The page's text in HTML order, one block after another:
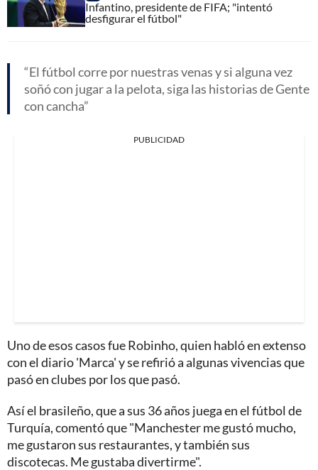
Infantino, presidente de FIFA; "intentó
desfigurar el fútbol"
El fútbol corre por nuestras venas y si alguna vez
soñó con jugar a la pelota, siga las historias de Gente
con cancha
PUBLICIDAD
Uno de esos casos fue Robinho, quien habló en extenso
con el diario 'Marca' y se refirió a algunas vivencias que
pasó en clubes por los que pasó.
Así el brasileño, que a sus 36 años juega en el fútbol de
Turquía, comentó que "Manchester me gustó mucho,
me gustaron sus restaurantes, y también sus
discotecas. Me gustaba divertirme".